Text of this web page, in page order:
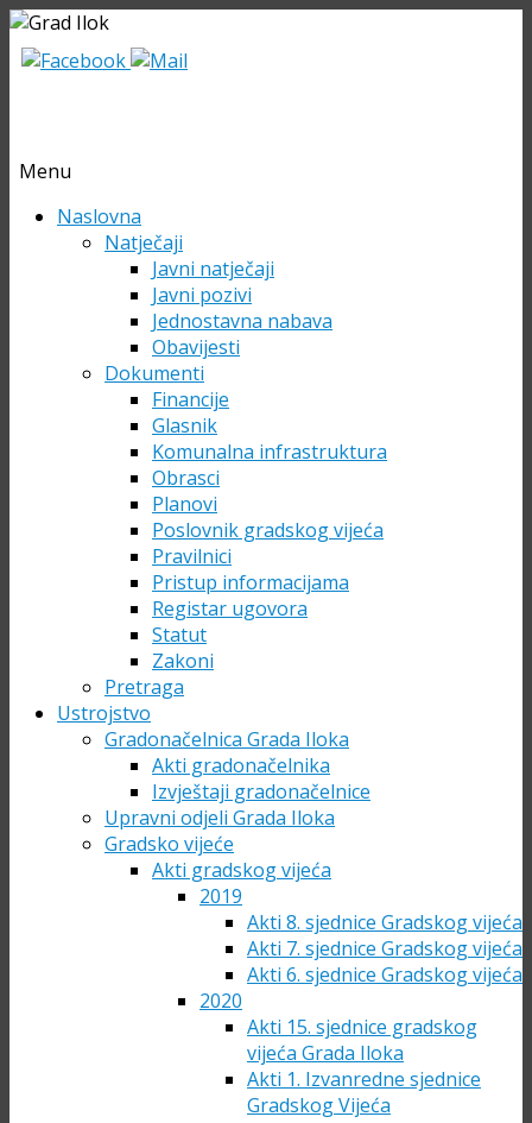
Menu
Skip Naslovna
Natječaji
Javni natječaji
Javni pozivi
Jednostavna nabava
Obavijesti
Dokumenti
Financije
Glasnik
Komunalna infrastruktura
Obrasci
Planovi
Poslovnik gradskog vijeća
Pravilnici
Pristup informacijama
Registar ugovora
Statut
Zakoni
Pretraga
Ustrojstvo
Gradonačelnica Grada Iloka
Akti gradonačelnika
Izvještaji gradonačelnice
Upravni odjeli Grada Iloka
Gradsko vijeće
Akti gradskog vijeća
2019
Akti 8. sjednice Gradskog vijeća
Akti 7. sjednice Gradskog vijeća
Akti 6. sjednice Gradskog vijeća
2020
Akti 15. sjednice gradskog
vijeća Grada Iloka
Akti 1. Izvanredne sjednice
Gradskog Vijeća